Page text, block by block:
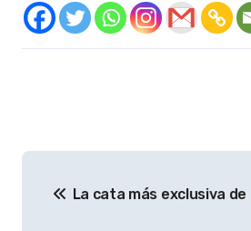
de
La cata más exclusiva